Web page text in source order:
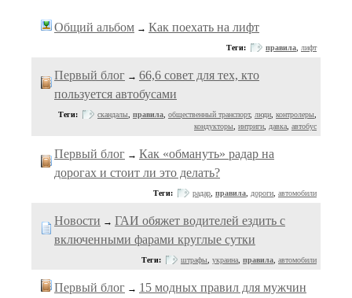
Общий альбом → Как поехать на лифт
Теги: правила лифт
Первый блог → 66,6 совет для тех, кто
пользуется автобусами
Теги: скандалы правила общественный транспорт, люди контролеры
кондукторы интриги давка автобус
Первый блог → Как «обмануть» радар на
дорогах и стоит ли это делать?
Теги: радар правила дороги автомобили
Новости → ГАИ обяжет водителей ездить с
включенными фарами круглые сутки
Теги: штрафы украина правила автомобили
Первый блог → 15 модных правил для мужчин